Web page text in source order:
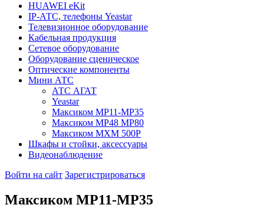
HUAWEI eKit
IP-АТС, телефоны Yeastar
Телевизионное оборудование
Кабельная продукция
Сетевое оборудование
Оборудование сценическое
Оптические компоненты
Мини АТС
АТС АГАТ
Yeastar
Максиком МР11-MP35
Максиком МР48 MP80
Максиком МХМ 500P
Шкафы и стойки, аксессуары
Видеонаблюдение
Войти на сайт Зарегистрироваться
Максиком МР11-MP35